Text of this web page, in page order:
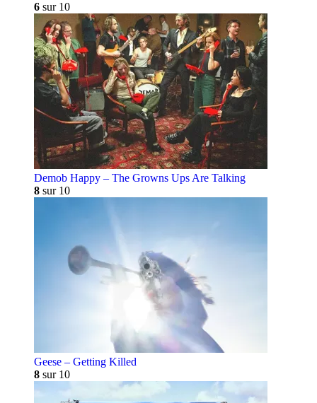
6 sur 10
Demob Happy – The Growns Ups Are Talking
8 sur 10
Geese – Getting Killed
8 sur 10